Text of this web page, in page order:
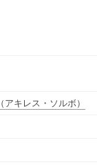
（アキレス・ソルボ）